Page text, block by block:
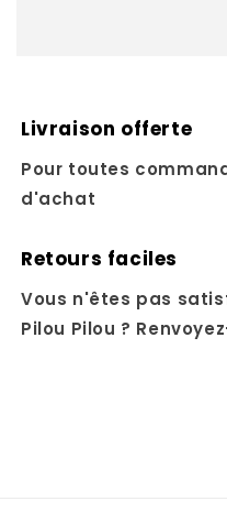
Livraison offerte
Pour toutes
d'achat
Retours faciles
Vous n'êtes pas
Pilou Pilou ?